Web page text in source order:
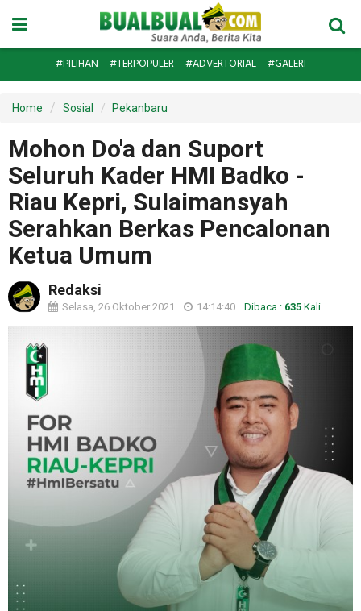
#PILIHAN #TERPOPULER #ADVERTORIAL #GALERI
Home Sosial Pekanbaru
Mohon Do'a dan Suport
Seluruh Kader HMI Badko -
Riau Kepri, Sulaimansyah
Serahkan Berkas Pencalonan
Ketua Umum
Redaksi
Selasa, 26 Oktober 2021 14:14:40 Dibaca : 635 Kali